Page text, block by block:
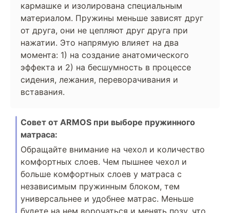
кармашке и изолирована специальным
материалом. Пружины меньше зависят друг
от друга, они не цепляют друг друга при
нажатии. Это напрямую влияет на два
момента: 1) на создание анатомического
эффекта и 2) на бесшумность в процессе
сидения, лежания, переворачивания и
вставания.
Совет от ARMOS при выборе пружинного
матраса:
Обращайте внимание на чехол и количество
комфортных слоев. Чем пышнее чехол и
больше комфортных слоев у матраса с
независимым пружинным блоком, тем
универсальнее и удобнее матрас. Меньше